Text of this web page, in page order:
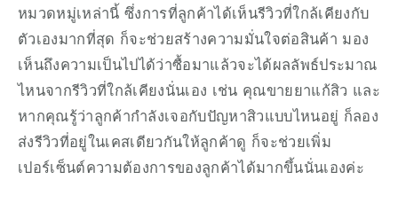
หมวดหมู่เหล่านี้ ซึ่งการที่ลูกค้าได้เห็นรีวิวที่ใกล้เคียงกับ
ตัวเองมากที่สุด ก็จะช่วยสร้างความมั่นใจต่อสินค้า มอง
เห็นถึงความเป็นไปได้ว่าซื้อมาแล้วจะได้ผลลัพธ์ประมาณ
ไหนจากรีวิวที่ใกล้เคียงนั่นเอง เช่น คุณขายยาแก้สิว และ
หากคุณรู้ว่าลูกค้ากำลังเจอกับปัญหาสิวแบบไหนอยู่ ก็ลอง
ส่งรีวิวที่อยู่ในเคสเดียวกันให้ลูกค้าดู ก็จะช่วยเพิ่ม
เปอร์เซ็นต์ความต้องการของลูกค้าได้มากขึ้นนั่นเองค่ะ